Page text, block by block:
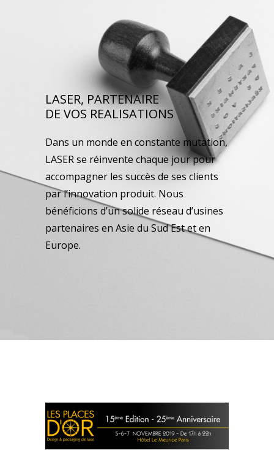
LASER, PARTENAIRE
DE VOS REALISATIONS
Dans un monde en constante mutation,
LASER se réinvente chaque jour pour
accompagner les succès de ses clients
par l’innovation produit. Nous
bénéficions d’un solide réseau d’usines
partenaires en Asie du Sud Est et en
Europe.